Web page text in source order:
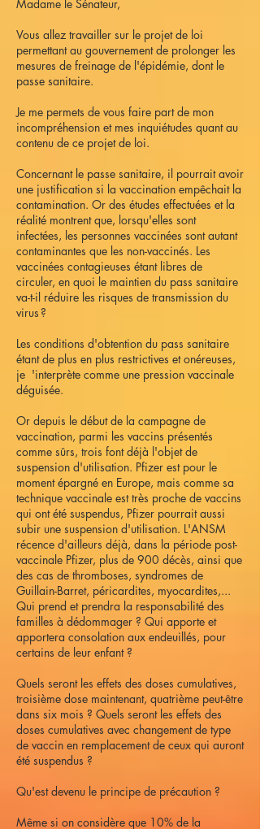
Madame le Sénateur,
Vous allez travailler sur le projet de loi
permettant au gouvernement de prolonger les
mesures de freinage de l'épidémie, dont le
passe sanitaire.
Je me permets de vous faire part de mon
incompréhension et mes inquiétudes quant au
contenu de ce projet de loi.
Concernant le passe sanitaire, il pourrait avoir
une justification si la vaccination empêchait la
contamination. Or des études effectuées et la
réalité montrent que, lorsqu'elles sont
infectées, les personnes vaccinées sont autant
contaminantes que les non-vaccinés. Les
vaccinées contagieuses étant libres de
circuler, en quoi le maintien du pass sanitaire
va-t-il réduire les risques de transmission du
virus ?
Les conditions d'obtention du pass sanitaire
étant de plus en plus restrictives et onéreuses,
je 'interprète comme une pression vaccinale
déguisée.
Or depuis le début de la campagne de
vaccination, parmi les vaccins présentés
comme sûrs, trois font déjà l'objet de
suspension d'utilisation. Pfizer est pour le
moment épargné en Europe, mais comme sa
technique vaccinale est très proche de vaccins
qui ont été suspendus, Pfizer pourrait aussi
subir une suspension d'utilisation. L'ANSM
récence d'ailleurs déjà, dans la période post-
vaccinale Pfizer, plus de 900 décès, ainsi que
des cas de thromboses, syndromes de
Guillain-Barret, péricardites, myocardites,...
Qui prend et prendra la responsabilité des
familles à dédommager ? Qui apporte et
apportera consolation aux endeuillés, pour
certains de leur enfant ?
Quels seront les effets des doses cumulatives,
troisième dose maintenant, quatrième peut-être
dans six mois ? Quels seront les effets des
doses cumulatives avec changement de type
de vaccin en remplacement de ceux qui auront
été suspendus ?
Qu'est devenu le principe de précaution ?
Même si on considère que 10% de la